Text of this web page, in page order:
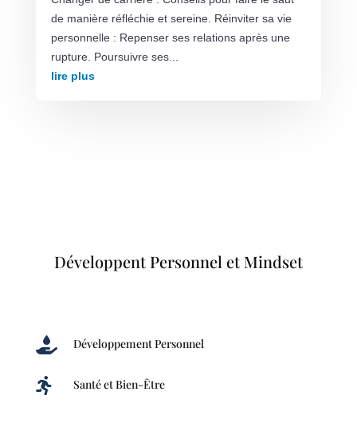
de manière réfléchie et sereine. Réinviter sa vie
personnelle : Repenser ses relations après une
rupture. Poursuivre ses...
lire plus
Développent Personnel et Mindset
 Développement Personnel
 Santé et Bien-Être